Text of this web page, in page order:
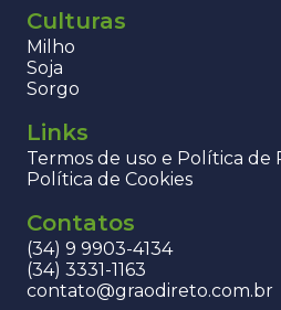
Culturas
Milho
Soja
Sorgo
Links
Termos de uso e Política de
Política de Cookies
Contatos
(34) 9 9903-4134
(34) 3331-1163
contato@graodireto.com.br